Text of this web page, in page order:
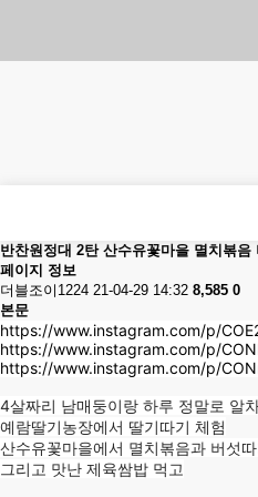
반찬원정대 2탄 산수유꽃마을 멸치볶음
페이지 정보
더블조이1224 21-04-29 14:32 8,585 0
본문
https://www.instagram.com/p/
https://www.instagram.com/p/
https://www.instagram.com/p/
4살짜리 남매둥이랑 하루 정말로 알
예람딸기농장에서 딸기따기 체험
산수유꽃마을에서 멸치볶음과 버섯
그리고 맛난 제육쌈밥 먹고